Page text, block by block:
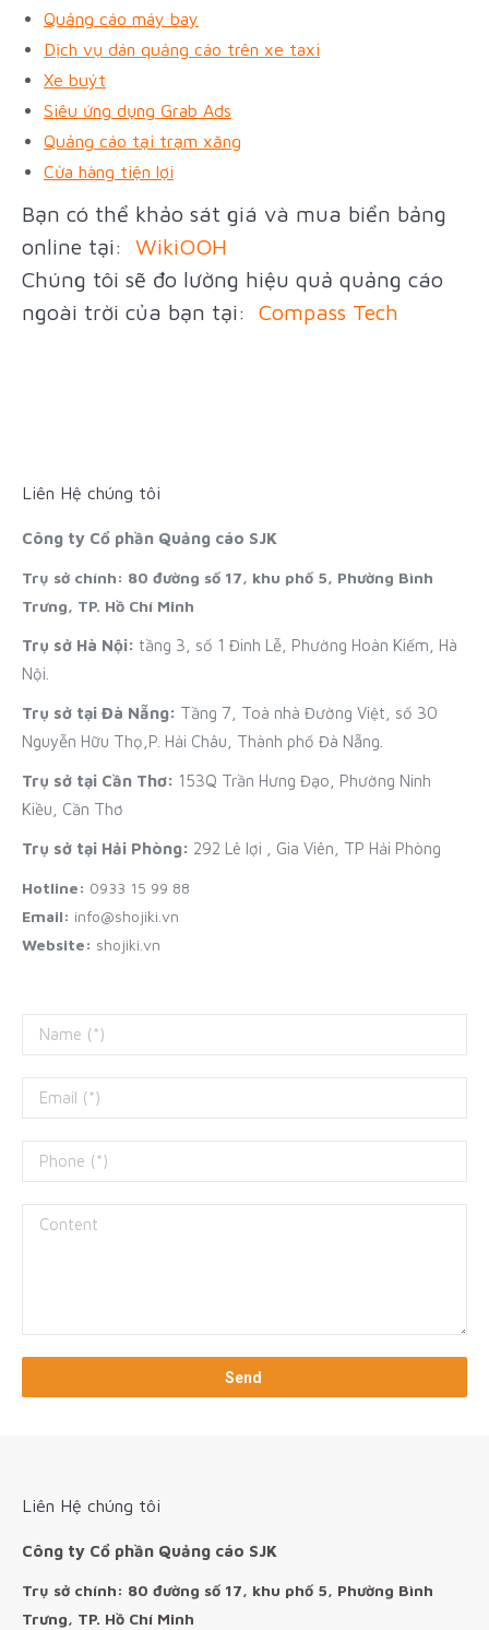
Quảng cáo máy bay
Dịch vụ dán quảng cáo trên xe taxi
Xe buýt
Siêu ứng dụng Grab Ads
Quảng cáo tại trạm xăng
Cửa hàng tiện lợi
Bạn có thể khảo sát giá và mua biển bảng
online tại: WikiOOH
Chúng tôi sẽ đo lường hiệu quả quảng cáo
ngoài trời của bạn tại:
Compass Tech
Liên Hệ chúng tôi
Công ty Cổ phần Quảng cáo SJK
Trụ sở chính: 80 đường số 17, khu phố 5, Phường Bình
Trưng, TP. Hồ Chí Minh
Trụ sở Hà Nội: tầng 3, số 1 Đinh Lễ, Phường Hoàn Kiếm, Hà
Nội.
Trụ sở tại Đà Nẵng: Tầng 7, Toà nhà Đường Việt, số 30
Nguyễn Hữu Thọ,P. Hải Châu, Thành phố Đà Nẵng.
Trụ sở tại Cần Thơ: 153Q Trần Hưng Đạo, Phường Ninh
Kiều, Cần Thơ
Trụ sở tại Hải Phòng: 292 Lê lợi , Gia Viên, TP Hải Phòng
Hotline: 0933 15 99 88
Email: info@shojiki.vn
Website: shojiki.vn
Liên Hệ chúng tôi
Công ty Cổ phần Quảng cáo SJK
Trụ sở chính: 80 đường số 17, khu phố 5, Phường Bình
Trưng, TP. Hồ Chí Minh